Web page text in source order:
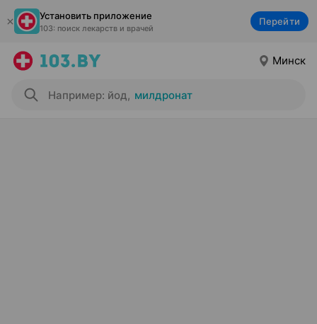
Установить приложение
103: поиск лекарств и врачей
Перейти
Минск
Например: йод, милдронат